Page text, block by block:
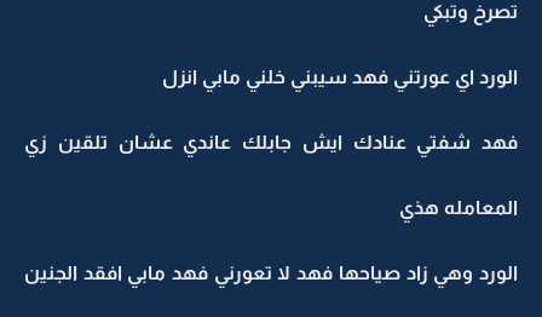
تصرخ وتبكي
الورد اي عورتني فهد سيبني خلني مابي انزل
فهد شفتي عنادك ايش جابلك عاندي عشان تلقين زي
المعامله هذي
الورد وهي زاد صياحها فهد لا تعورني فهد مابي افقد الجنين